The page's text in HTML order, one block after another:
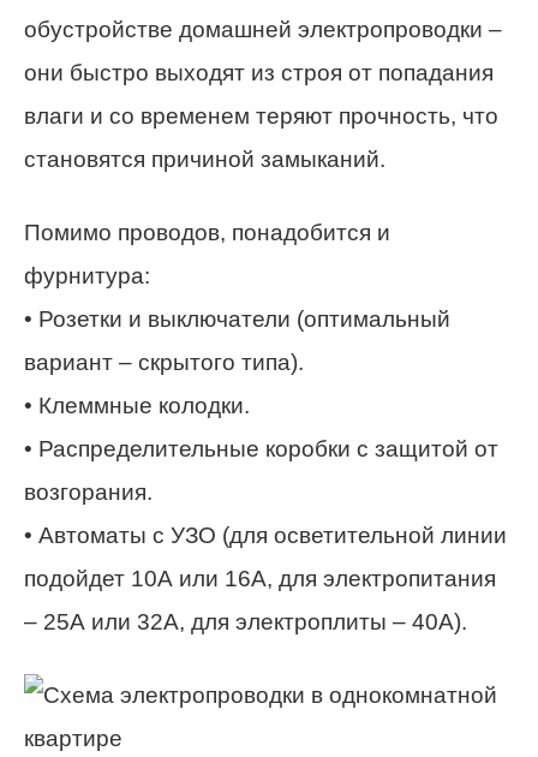
обустройстве домашней электропроводки –
они быстро выходят из строя от попадания
влаги и со временем теряют прочность, что
становятся причиной замыканий.
Помимо проводов, понадобится и
фурнитура:
• Розетки и выключатели (оптимальный
вариант – скрытого типа).
• Клеммные колодки.
• Распределительные коробки с защитой от
возгорания.
• Автоматы с УЗО (для осветительной линии
подойдет 10А или 16А, для электропитания
– 25А или 32А, для электроплиты – 40А).